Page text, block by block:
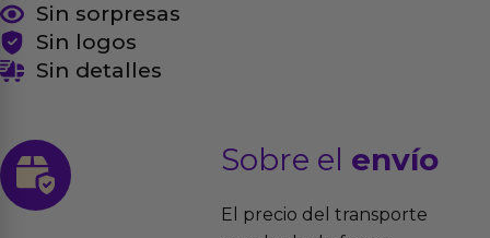
Sin sorpresas
Sin logos
Sin detalles
Sobre el envío
El precio del transporte